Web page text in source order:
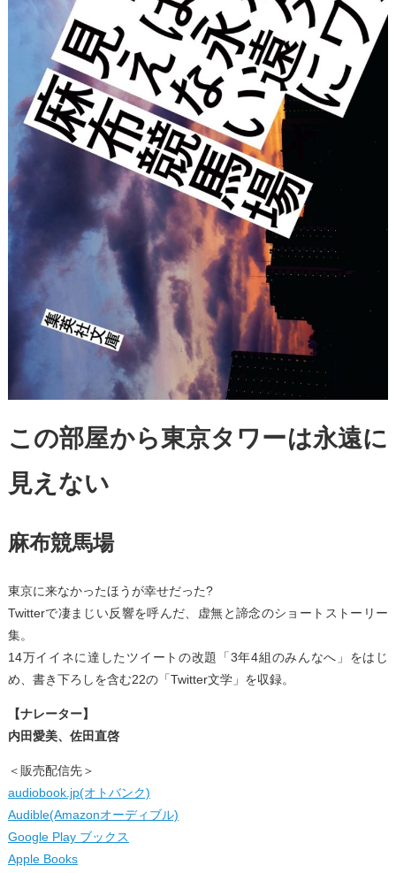
この部屋から東京タワーは永遠に
見えない
麻布競馬場
東京に来なかったほうが幸せだった?
Twitterで凄まじい反響を呼んだ、虚無と諦念のショートストーリー
集。
14万イイネに達したツイートの改題「3年4組のみんなへ」をはじ
め、書き下ろしを含む22の「Twitter文学」を収録。
【ナレーター】
内田愛美、佐田直啓
＜販売配信先＞
audiobook.jp(オトバンク)
Audible(Amazonオーディブル)
Google Play ブックス
Apple Books